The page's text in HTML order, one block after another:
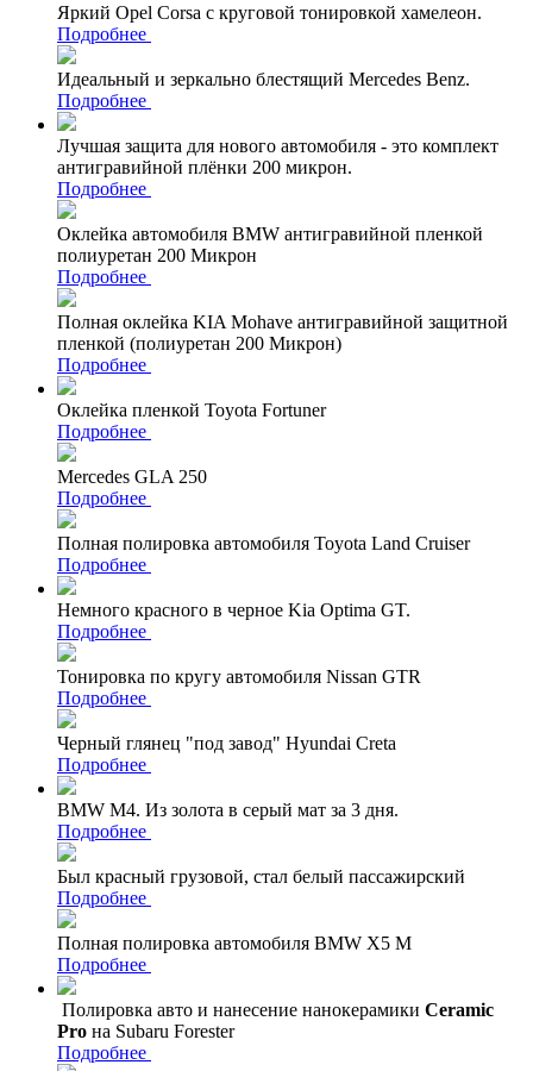
Яркий Opel Corsa с круговой тонировкой хамелеон.
Подробнее
Идеальный и зеркально блестящий Mercedes Benz.
Подробнее
Лучшая защита для нового автомобиля - это комплект
антигравийной плёнки 200 микрон.
Подробнее
Оклейка автомобиля BMW антигравийной пленкой
полиуретан 200 Микрон
Подробнее
Полная оклейка KIA Mohave антигравийной защитной
пленкой (полиуретан 200 Микрон)
Подробнее
Оклейка пленкой Toyota Fortuner
Подробнее
Mercedes GLA 250
Подробнее
Полная полировка автомобиля Toyota Land Cruiser
Подробнее
Немного красного в черное Kia Optima GT.
Подробнее
Тонировка по кругу автомобиля Nissan GTR
Подробнее
Черный глянец "под завод" Hyundai Creta
Подробнее
BMW M4. Из золота в серый мат за 3 дня.
Подробнее
Был красный грузовой, стал белый пассажирский
Подробнее
Полная полировка автомобиля BMW X5 M
Подробнее
Полировка авто и нанесение нанокерамики Ceramic
Pro на Subaru Forester
Подробнее